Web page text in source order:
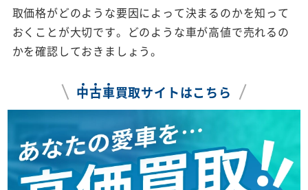
取価格がどのような要因によって決まるのかを知って
おくことが大切です。どのような車が高値で売れるの
かを確認しておきましょう。
中古車買取サイトはこちら